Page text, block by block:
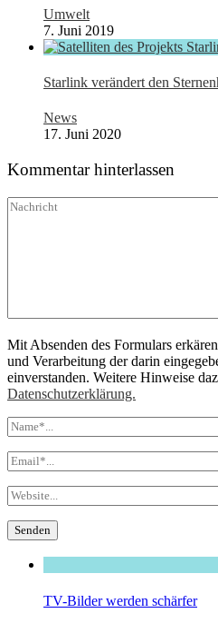
Umwelt
7. Juni 2019
Starlink verändert den
News
17. Juni 2020
Kommentar hinterlassen
Mit Absenden des Formulars
und Verarbeitung der darin
einverstanden. Weitere Hinweise
Datenschutzerklärung.
TV-Bilder werden schärfer